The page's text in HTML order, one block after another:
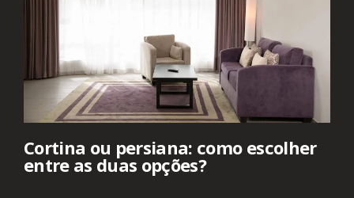
Cortina ou persiana: como escolher
entre as duas opções?